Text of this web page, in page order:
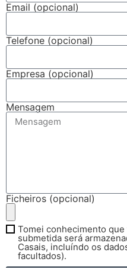
Email (opcional)
Telefone (opcional)
Empresa (opcional)
Mensagem
Ficheiros (opcional)
Tomei conhecimento
submetida será
Casais, incluíndo os
facultados).